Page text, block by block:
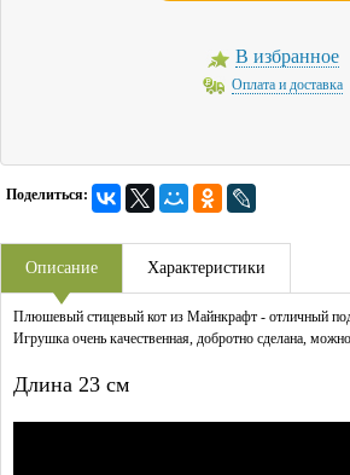
В избранное
Оплата и доставка
Поделиться:
Описание Характеристики
Плюшевый стицевый кот из Майнкрафт - отличный
Игрушка очень качественная, добротно сделана,
Длина 23 см